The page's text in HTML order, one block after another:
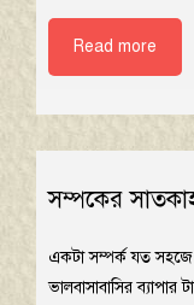
Read more
সম্পকের
একটা সম্পর্ক যত সহজে
ভালবাসাবাসির